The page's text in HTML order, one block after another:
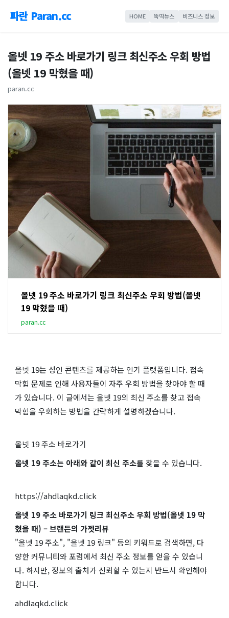
파란 Paran.cc HOME 뚝딱뉴스 비즈니스 정보
올넷 19 주소 바로가기 링크 최신주소 우회 방법
(올넷 19 막혔을 때)
paran.cc
올넷 19 주소 바로가기 링크 최신주소 우회 방법(올넷
19 막혔을 때)
paran.cc
올넷 19는 성인 콘텐츠를 제공하는 인기 플랫폼입니다. 접속
막힘 문제로 인해 사용자들이 자주 우회 방법을 찾아야 할 때
가 있습니다. 이 글에서는 올넷 19의 최신 주소를 찾고 접속
막힘을 우회하는 방법을 간략하게 설명하겠습니다.
올넷 19 주소 바로가기
올넷 19 주소는 아래와 같이 최신 주소를 찾을 수 있습니다.
https://ahdlaqkd.click
올넷 19 주소 바로가기 링크 최신주소 우회 방법(올넷 19 막
혔을 때) – 브랜든의 가젯리뷰
"올넷 19 주소", "올넷 19 링크" 등의 키워드로 검색하면, 다
양한 커뮤니티와 포럼에서 최신 주소 정보를 얻을 수 있습니
다. 하지만, 정보의 출처가 신뢰할 수 있는지 반드시 확인해야
합니다.
ahdlaqkd.click